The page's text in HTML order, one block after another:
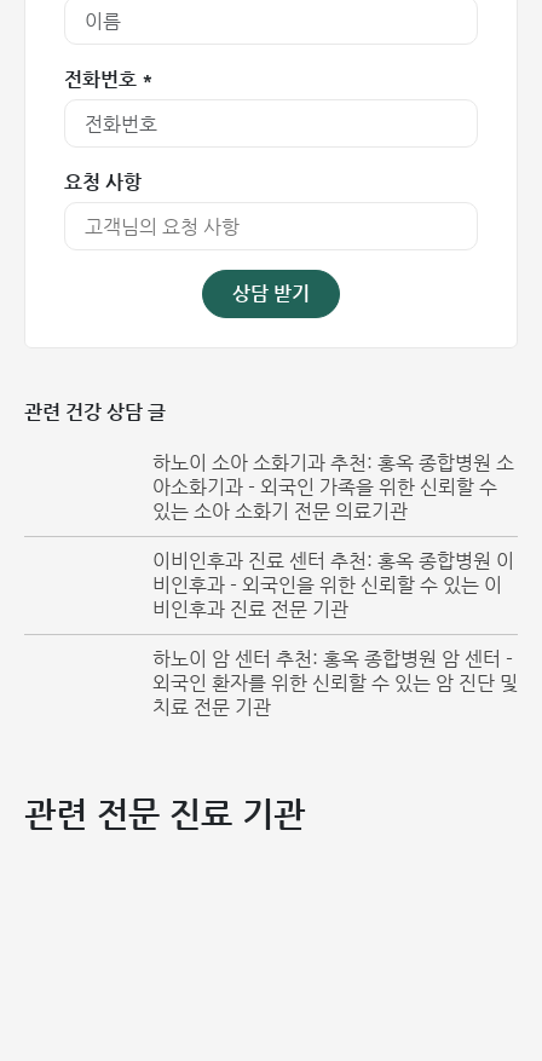
(Cytokine) 분비를 촉진하여 염증 반응을 유발합니다. 특히
하되거나 관절 가동 범위가 더 빠르게 제한될 수 있습니다.
류마티스 관절염의 원인은 유전적 요인일 수 있습니다
류마티스 관절염의 병태생리 기전
현재까지 류마티스 관절염의 정확한 발병 원인은 명확하게 밝
혀지지 않았습니다. 하지만 앞서 언급한 위험 요인들의 영향으
로 인해 체내 면역 체계의 교란이 일어나면서 질환이 발생하는
것으로 알려져 있습니다.
정상적인 면역 체계는 외부에서 침입한 세균, 바이러스, 곰팡
게 됩니다.
전화번호 *
요청 사항
상담 받기
관련 건강 상담 글
하노이 소아 소화기과 추천: 홍옥 종합병원 소
아소화기과 - 외국인 가족을 위한 신뢰할 수
있는 소아 소화기 전문 의료기관
이비인후과 진료 센터 추천: 홍옥 종합병원 이
비인후과 - 외국인을 위한 신뢰할 수 있는 이
비인후과 진료 전문 기관
하노이 암 센터 추천: 홍옥 종합병원 암 센터 -
외국인 환자를 위한 신뢰할 수 있는 암 진단 및
치료 전문 기관
관련 전문 진료 기관